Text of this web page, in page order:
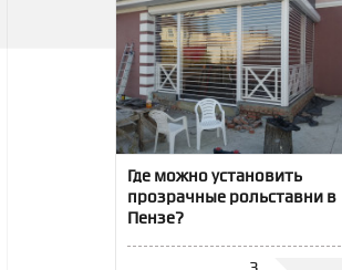
Где можно установить
прозрачные рольставни в
Пензе?